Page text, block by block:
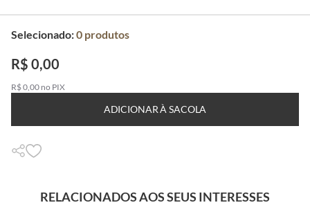
Selecionado:0 produtos
R$ 0,00
R$ 0,00 no PIX
ADICIONAR À SACOLA
RELACIONADOS AOS SEUS INTERESSES